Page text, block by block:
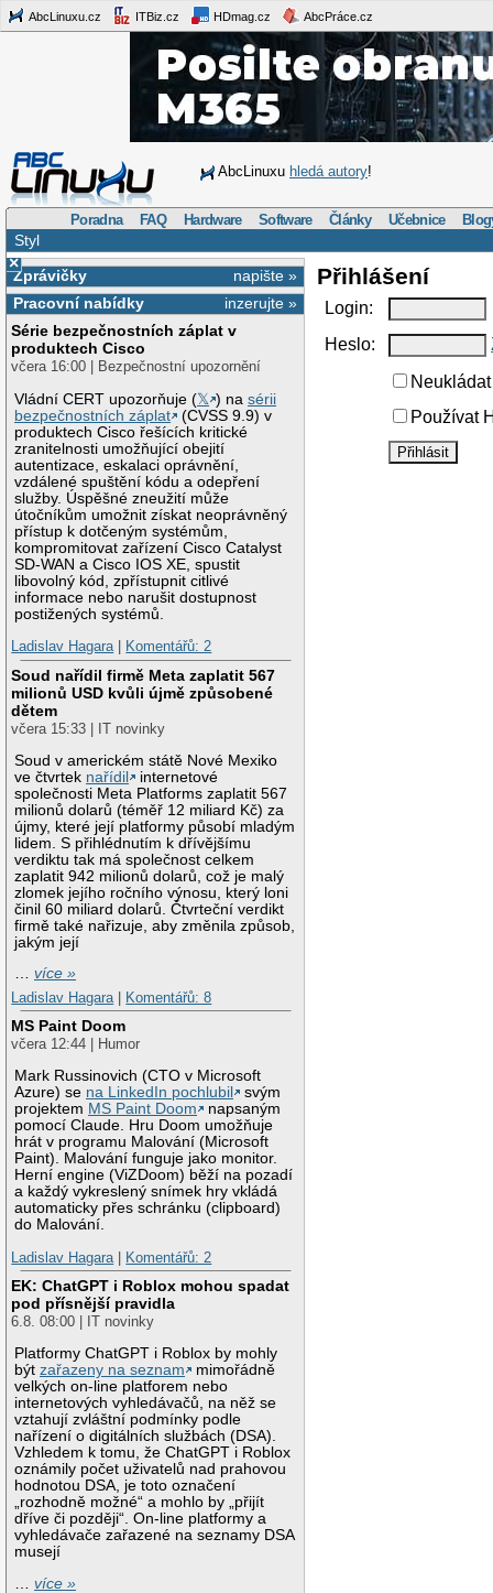
AbcLinuxu.cz ITBiz.cz HDmag.cz AbcPráce.cz
AbcLinuxu hledá autory!
Poradna FAQ Hardware Software Články Učebnice
Styl
×
napište »
Zprávičky
inzerujte »
Pracovní nabídky
Série bezpečnostních záplat v
produktech Cisco
včera 16:00 | Bezpečnostní upozornění
Vládní CERT upozorňuje (𝕏 ) nasérii
bezpečnostních záplat
(CVSS 9.9) v
produktech Cisco řešících kritické
zranitelnosti umožňující obejití
autentizace, eskalaci oprávnění,
vzdálené spuštění kódu a odepření
služby. Úspěšné zneužití může
útočníkům umožnit získat neoprávněný
přístup k dotčeným systémům,
kompromitovat zařízení Cisco Catalyst
SD-WAN a Cisco IOS XE, spustit
libovolný kód, zpřístupnit citlivé
informace nebo narušit dostupnost
postižených systémů.
Ladislav Hagara| Komentářů: 2
Soud nařídil firmě Meta zaplatit 567
milionů USD kvůli újmě způsobené
dětem
včera 15:33 | IT novinky
Soud v americkém státě Nové Mexiko
ve čtvrtek nařídil
internetové
společnosti Meta Platforms zaplatit 567
milionů dolarů (téměř 12 miliard Kč) za
újmy, které její platformy působí mladým
lidem. S přihlédnutím k dřívějšímu
verdiktu tak má společnost celkem
zaplatit 942 milionů dolarů, což je malý
zlomek jejího ročního výnosu, který loni
činil 60 miliard dolarů. Čtvrteční verdikt
firmě také nařizuje, aby změnila způsob,
jakým její
…více »
Ladislav Hagara
Komentářů: 8
MS Paint Doom
včera 12:44 | Humor
Mark Russinovich (CTO v Microsoft
Azure) se na LinkedIn pochlubil
svým
projektem MS Paint Doom
napsaným
pomocí Claude. Hru Doom umožňuje
hrát v programu Malování (Microsoft
Paint). Malování funguje jako monitor.
Herní engine (ViZDoom) běží na pozadí
a každý vykreslený snímek hry vkládá
automaticky přes schránku (clipboard)
do Malování.
Ladislav Hagara
Komentářů: 2
EK: ChatGPT i Roblox mohou spadat
pod přísnější pravidla
6.8. 08:00 | IT novinky
Platformy ChatGPT i Roblox by mohly
býtzařazeny na seznam
mimořádně
velkých on-line platforem nebo
internetových vyhledávačů, na něž se
vztahují zvláštní podmínky podle
nařízení o digitálních službách (DSA).
Vzhledem k tomu, že ChatGPT i Roblox
oznámily počet uživatelů nad prahovou
hodnotou DSA, je toto označení
„rozhodně možné“ a mohlo by „přijít
dříve či později“. On-line platformy a
vyhledávače zařazené na seznamy DSA
musejí
…více »
Přihlášení
Login:
Heslo:
Používat